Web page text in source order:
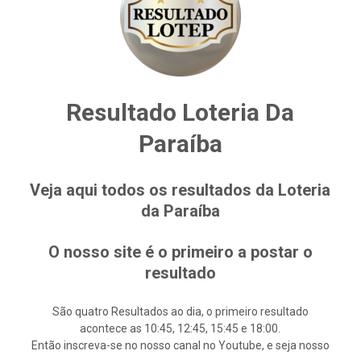
Resultado Loteria Da
Paraíba
Veja aqui todos os resultados da Loteria
da Paraíba
O nosso site é o primeiro a postar o
resultado
São quatro Resultados ao dia, o primeiro resultado
acontece as 10:45, 12:45, 15:45 e 18:00.
Então inscreva-se no nosso canal no Youtube, e seja nosso